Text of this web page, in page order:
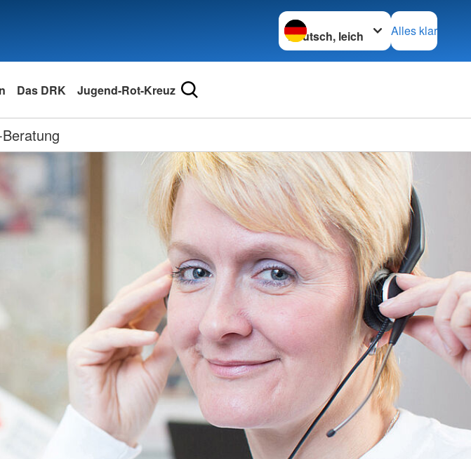
Sprache wechseln zu
Alles klar
in
Das DRK Jugend-Rot-Kreuz